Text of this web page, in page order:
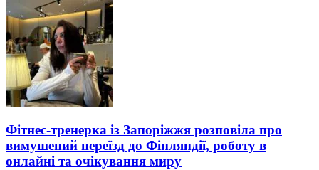
Фітнес-тренерка із Запоріжжя розповіла про
вимушений переїзд до Фінляндії, роботу в
онлайні та очікування миру